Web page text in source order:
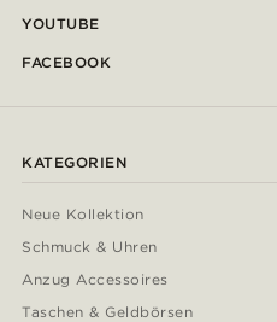
YOUTUBE
FACEBOOK
KATEGORIEN
Neue Kollektion
Schmuck & Uhren
Anzug Accessoires
Taschen & Geldbörsen